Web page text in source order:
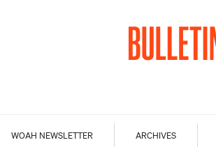
WOAH NEWSLETTER ARCHIVES